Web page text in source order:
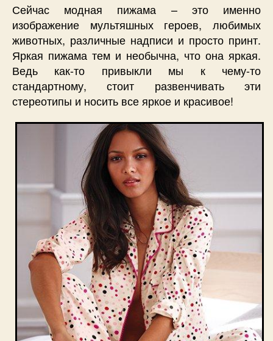
Сейчас модная пижама – это именно
изображение мультяшных героев, любимых
животных, различные надписи и просто принт.
Яркая пижама тем и необычна, что она яркая.
Ведь как-то привыкли мы к чему-то
стандартному, стоит развенчивать эти
стереотипы и носить все яркое и красивое!